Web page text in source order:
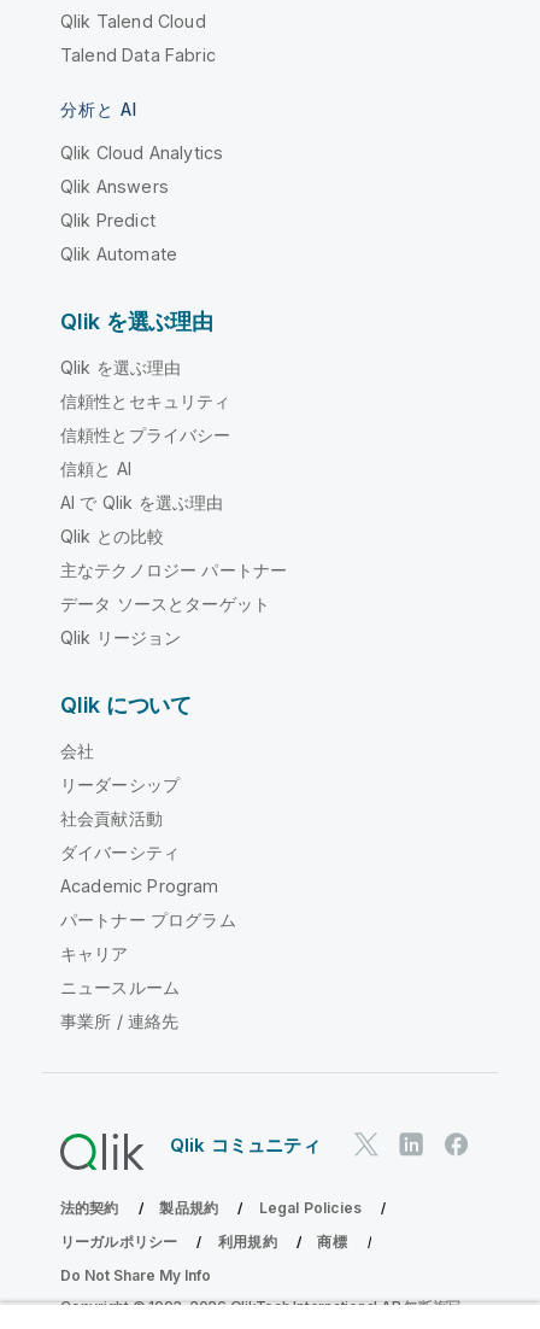
Qlik Talend Cloud
Talend Data Fabric
分析と AI
Qlik Cloud Analytics
Qlik Answers
Qlik Predict
Qlik Automate
Qlik を選ぶ理由
Qlik を選ぶ理由
信頼性とセキュリティ
信頼性とプライバシー
信頼と AI
AI で Qlik を選ぶ理由
Qlik との比較
主なテクノロジー パートナー
データ ソースとターゲット
Qlik リージョン
Qlik について
会社
リーダーシップ
社会貢献活動
ダイバーシティ
Academic Program
パートナー プログラム
キャリア
ニュースルーム
事業所 / 連絡先
Qlik コミュニティ
法的契約 製品規約
Legal Policies
リーガルポリシー
利用規約
商標
Do Not Share My Info
Copyright © 1993-2026 QlikTech International AB.無断複写・